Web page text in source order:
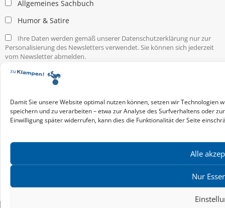
Damit Sie unsere Website optimal nutzen können, setzen wir Technologien
speichern und zu verarbeiten – etwa zur Analyse des Surfverhaltens oder
Einwilligung später widerrufen, kann dies die Funktionalität der Seite
Alle
Nur
Allgemeines Sachbuch
Humor & Satire
Ihre Daten werden gemäß unserer Datenschutzerklärung nur zur
Personalisierung des Newsletters verwendet. Sie können sich jederzeit
vom Newsletter abmelden.
Service & Infos
Presseservice
Service für Handel & Veranstalter
Infos zur Manuskripteinreichung
Praktikumsstellen